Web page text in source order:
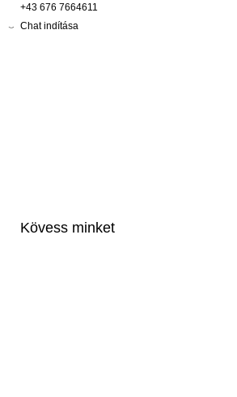
+43 676 7664611
Chat indítása
Kövess minket